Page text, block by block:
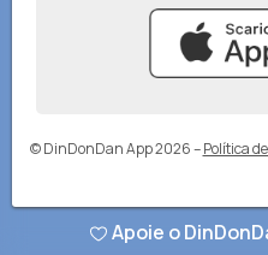
© DinDonDan App 2026– Política
Apoie o